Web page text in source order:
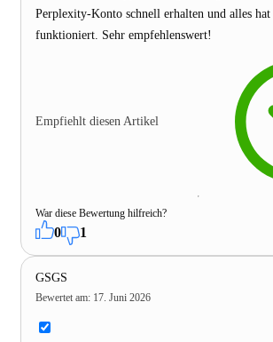
Perplexity-Konto schnell erhalten und alles
funktioniert. Sehr empfehlenswert!
Empfiehlt diesen Artikel
War diese Bewertung hilfreich?
0 1
GSGS
Bewertet am: 17. Juni 2026